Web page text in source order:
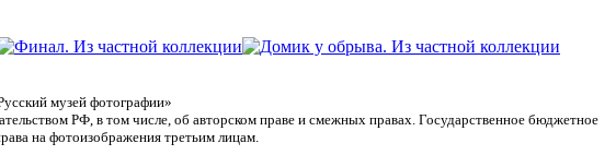
музей фотографии»
РФ, в том числе, об авторском праве и смежных правах. Государственное бюджетное
на фотоизображения третьим лицам.